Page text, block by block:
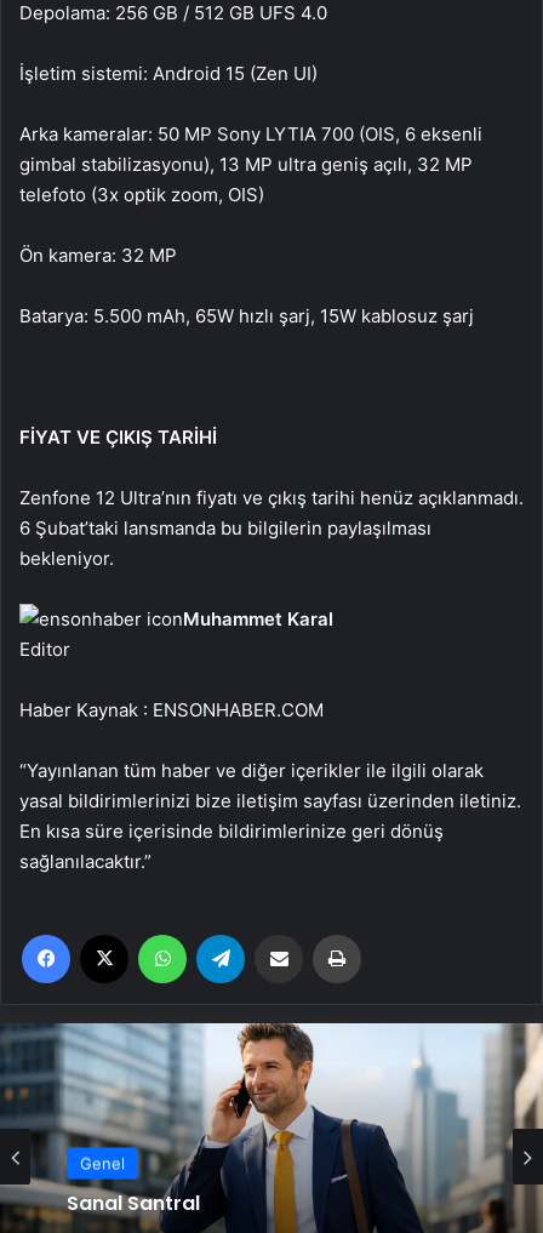
Depolama: 256 GB / 512 GB UFS 4.0
İşletim sistemi: Android 15 (Zen UI)
Arka kameralar: 50 MP Sony LYTIA 700 (OIS, 6 eksenli
gimbal stabilizasyonu), 13 MP ultra geniş açılı, 32 MP
telefoto (3x optik zoom, OIS)
Ön kamera: 32 MP
Batarya: 5.500 mAh, 65W hızlı şarj, 15W kablosuz şarj
FİYAT VE ÇIKIŞ TARİHİ
Zenfone 12 Ultra’nın fiyatı ve çıkış tarihi henüz açıklanmadı.
6 Şubat’taki lansmanda bu bilgilerin paylaşılması
bekleniyor.
Muhammet Karal
Editor
Haber Kaynak : ENSONHABER.COM
“Yayınlanan tüm haber ve diğer içerikler ile ilgili olarak
yasal bildirimlerinizi bize iletişim sayfası üzerinden iletiniz.
En kısa süre içerisinde bildirimlerinize geri dönüş
sağlanılacaktır.”
Facebook WhatsApp Email'den paylaş
Genel
Sanal Santral